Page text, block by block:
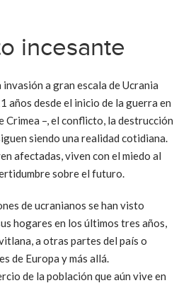
incesante
invasión a gran escala de Ucrania
años desde el inicio de la guerra en
Crimea –, el conflicto, la destrucción
siendo una realidad cotidiana.
afectadas, viven con el miedo al
sobre el futuro.
de ucranianos se han visto
hogares en los últimos tres años,
a otras partes del país o
de Europa y más allá.
de la población que aún vive en